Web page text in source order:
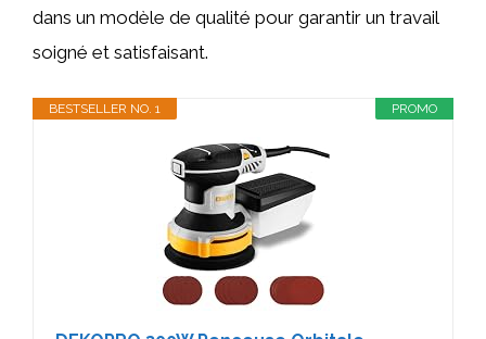
dans un modèle de qualité pour garantir un travail
soigné et satisfaisant.
PROMO
BESTSELLER NO. 1